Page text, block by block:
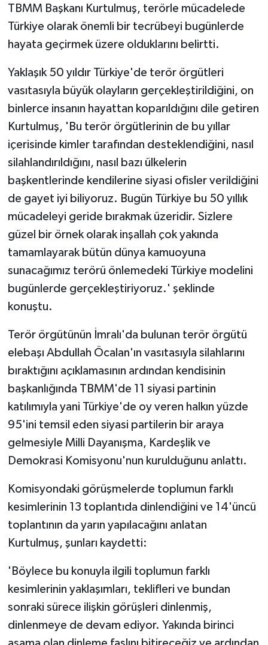
TBMM Başkanı Kurtulmuş, terörle mücadelede
Türkiye olarak önemli bir tecrübeyi bugünlerde
hayata geçirmek üzere olduklarını belirtti.
Yaklaşık 50 yıldır Türkiye'de terör örgütleri
vasıtasıyla büyük olayların gerçekleştirildiğini, on
binlerce insanın hayattan koparıldığını dile getiren
Kurtulmuş, 'Bu terör örgütlerinin de bu yıllar
içerisinde kimler tarafından desteklendiğini, nasıl
silahlandırıldığını, nasıl bazı ülkelerin
başkentlerinde kendilerine siyasi ofisler verildiğini
de gayet iyi biliyoruz. Bugün Türkiye bu 50 yıllık
mücadeleyi geride bırakmak üzeridir. Sizlere
güzel bir örnek olarak inşallah çok yakında
tamamlayarak bütün dünya kamuoyuna
sunacağımız terörü önlemedeki Türkiye modelini
bugünlerde gerçekleştiriyoruz.' şeklinde
konuştu.
Terör örgütünün İmralı'da bulunan terör örgütü
elebaşı Abdullah Öcalan'ın vasıtasıyla silahlarını
bıraktığını açıklamasının ardından kendisinin
başkanlığında TBMM'de 11 siyasi partinin
katılımıyla yani Türkiye'de oy veren halkın yüzde
95'ini temsil eden siyasi partilerin bir araya
gelmesiyle Milli Dayanışma, Kardeşlik ve
Demokrasi Komisyonu'nun kurulduğunu anlattı.
Komisyondaki görüşmelerde toplumun farklı
kesimlerinin 13 toplantıda dinlendiğini ve 14'üncü
toplantının da yarın yapılacağını anlatan
Kurtulmuş, şunları kaydetti:
'Böylece bu konuyla ilgili toplumun farklı
kesimlerinin yaklaşımları, teklifleri ve bundan
sonraki sürece ilişkin görüşleri dinlenmiş,
dinlenmeye de devam ediyor. Yakında birinci